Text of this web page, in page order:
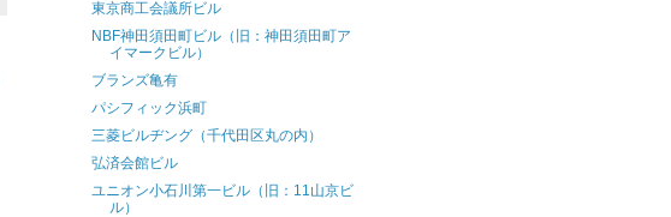
東京商工会議所ビル
NBF神田須田町ビル（旧：神田須田町ア
イマークビル）
ブランズ亀有
パシフィック浜町
三菱ビルヂング（千代田区丸の内）
弘済会館ビル
ユニオン小石川第一ビル（旧：11山京ビ
ル）